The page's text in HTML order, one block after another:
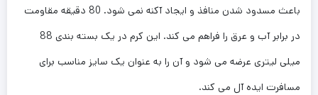
باعث مسدود شدن منافذ و ایجاد آکنه نمی شود. 80 دقیقه مقاومت
در برابر آب و عرق را فراهم می کند. این کرم در یک بسته بندی 88
میلی لیتری عرضه می شود و آن را به عنوان یک سایز مناسب برای
مسافرت ایده آل می کند.